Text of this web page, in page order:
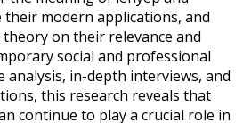
their modern applications, and
on their relevance and
social and professional
in-depth interviews, and
this research reveals that
continue to play a crucial role in